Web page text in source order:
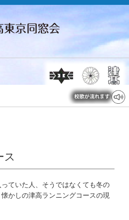
ス
ていた人、そうではなくても冬の
かしの津高ランニングコースの現